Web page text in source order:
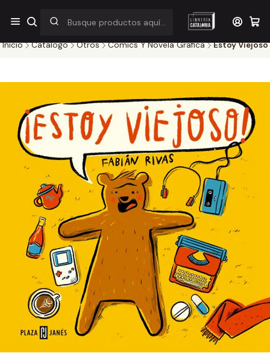
¡Por pocos días! Despacho a $1.000 en RM por compras sobre
$38.000
Inicio Catálogo Otros Comics Y Novela Grafica Estoy Viejoso